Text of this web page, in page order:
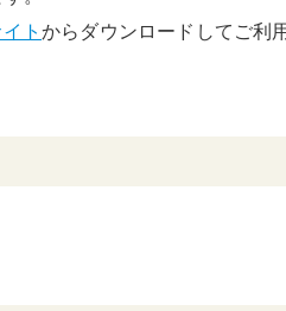
トからダウンロードしてご利